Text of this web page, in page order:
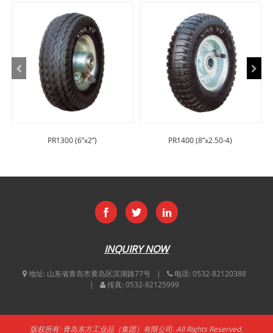
PR1300 (6”x2”) PR1400 (8”x2.50-4)
INQUIRY NOW
地址: 山东省青岛市黄岛区滨湖路77号 电话: 0532-82120388
传真: 0532-82125999
版权所有: 青岛东方工业品（集团）有限公司. All Rights Reserved.